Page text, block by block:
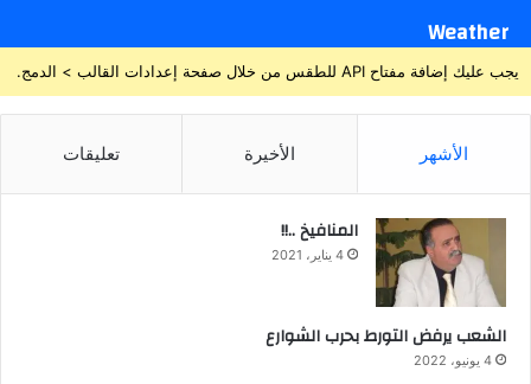
Weather
يجب عليك إضافة مفتاح API للطقس من خلال صفحة إعدادات القالب > الدمج.
الأشهر الأخيرة تعليقات
المنافيخ ..!!
4 يناير، 2021
الشعب يرفض التورط بحرب الشوارع
4 يونيو، 2022